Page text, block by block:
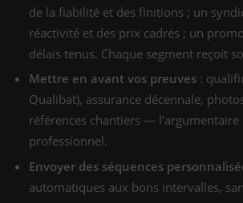
de la fiabilité et des finitions ; un
réactivité et des prix cadrés ; un
délais tenus. Chaque segment reçoit
Mettre en avant vos preuves :
Qualibat), assurance décennale,
références chantiers —
professionnel.
Envoyer des séquences
automatiques aux bons intervalles,